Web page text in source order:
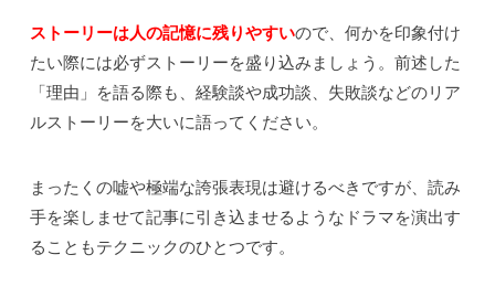
ストーリーは人の記憶に残りやすいので、何かを印象付け
たい際には必ずストーリーを盛り込みましょう。前述した
「理由」を語る際も、経験談や成功談、失敗談などのリア
ルストーリーを大いに語ってください。
まったくの嘘や極端な誇張表現は避けるべきですが、読み
手を楽しませて記事に引き込ませるようなドラマを演出す
ることもテクニックのひとつです。